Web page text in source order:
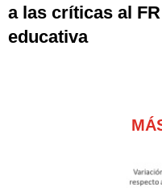
a las críticas al
educativa